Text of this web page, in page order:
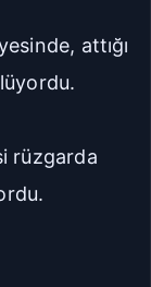
attığı
rüzgarda